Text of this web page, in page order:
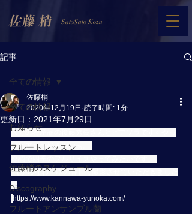
SatoSato Kozu
記事
全ての情報
お知らせ
フルートレッスン
佐藤梢のスケジュール
Discography
フルートアンサンブル蘭
全ての情報
佐藤梢
2020年12月19日 読了時間: 1分
更新日： 2021年7月29日
大分の特産品の後藤秀樹さんとピアソラです⭐️ やっ
ぱピアソラ好きやなぁ。
【かんなわ　ゆの香】で撮影させていただきました
⭐️
https://www.kannawa-yunoka.com/